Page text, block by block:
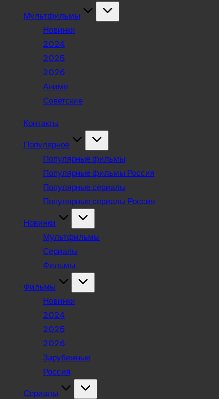
Мультфильмы
Новинки
2024
2025
2026
Аниме
Советские
Контакты
Популярное
Популярные фильмы
Популярные фильмы Россия
Популярные сериалы
Популярные сериалы Россия
Новинки
Мультфильмы
Сериалы
Фильмы
Фильмы
Новинки
2024
2025
2026
Зарубежные
Россия
Сериалы